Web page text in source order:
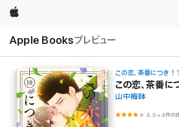
Apple
Apple Booksプレビュー
ル
この恋、茶番につき！
この恋、茶番
山中梅鉢
4.0 •4件の